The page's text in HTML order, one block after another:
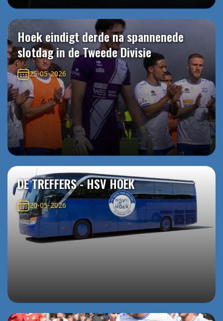
Hoek eindigt derde na spannenede
slotdag in de Tweede Divisie
25-05-2026
DE TREFFERS - HSV HOEK
20-05-2026